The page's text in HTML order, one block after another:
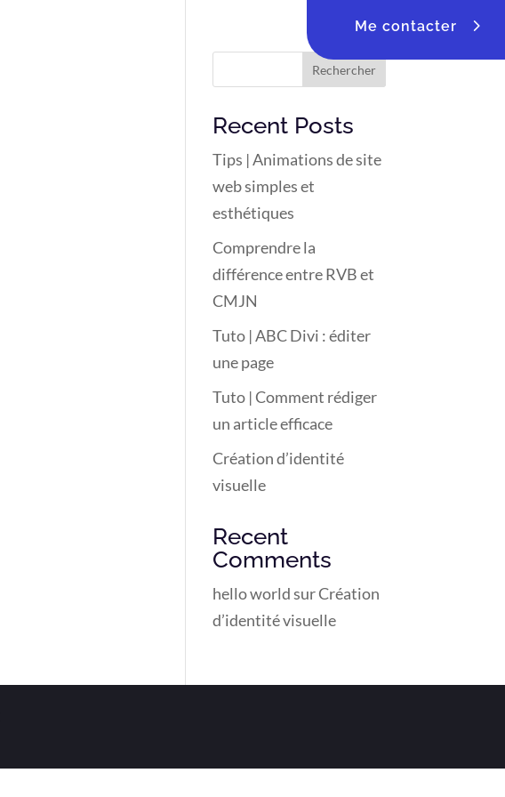
Me contacter
Rechercher
Recent Posts
Tips | Animations de site
web simples et
esthétiques
Comprendre la
différence entre RVB et
CMJN
Tuto | ABC Divi : éditer
une page
Tuto | Comment rédiger
un article efficace
Création d’identité
visuelle
Recent
Comments
hello worldsurCréation
d’identité visuelle